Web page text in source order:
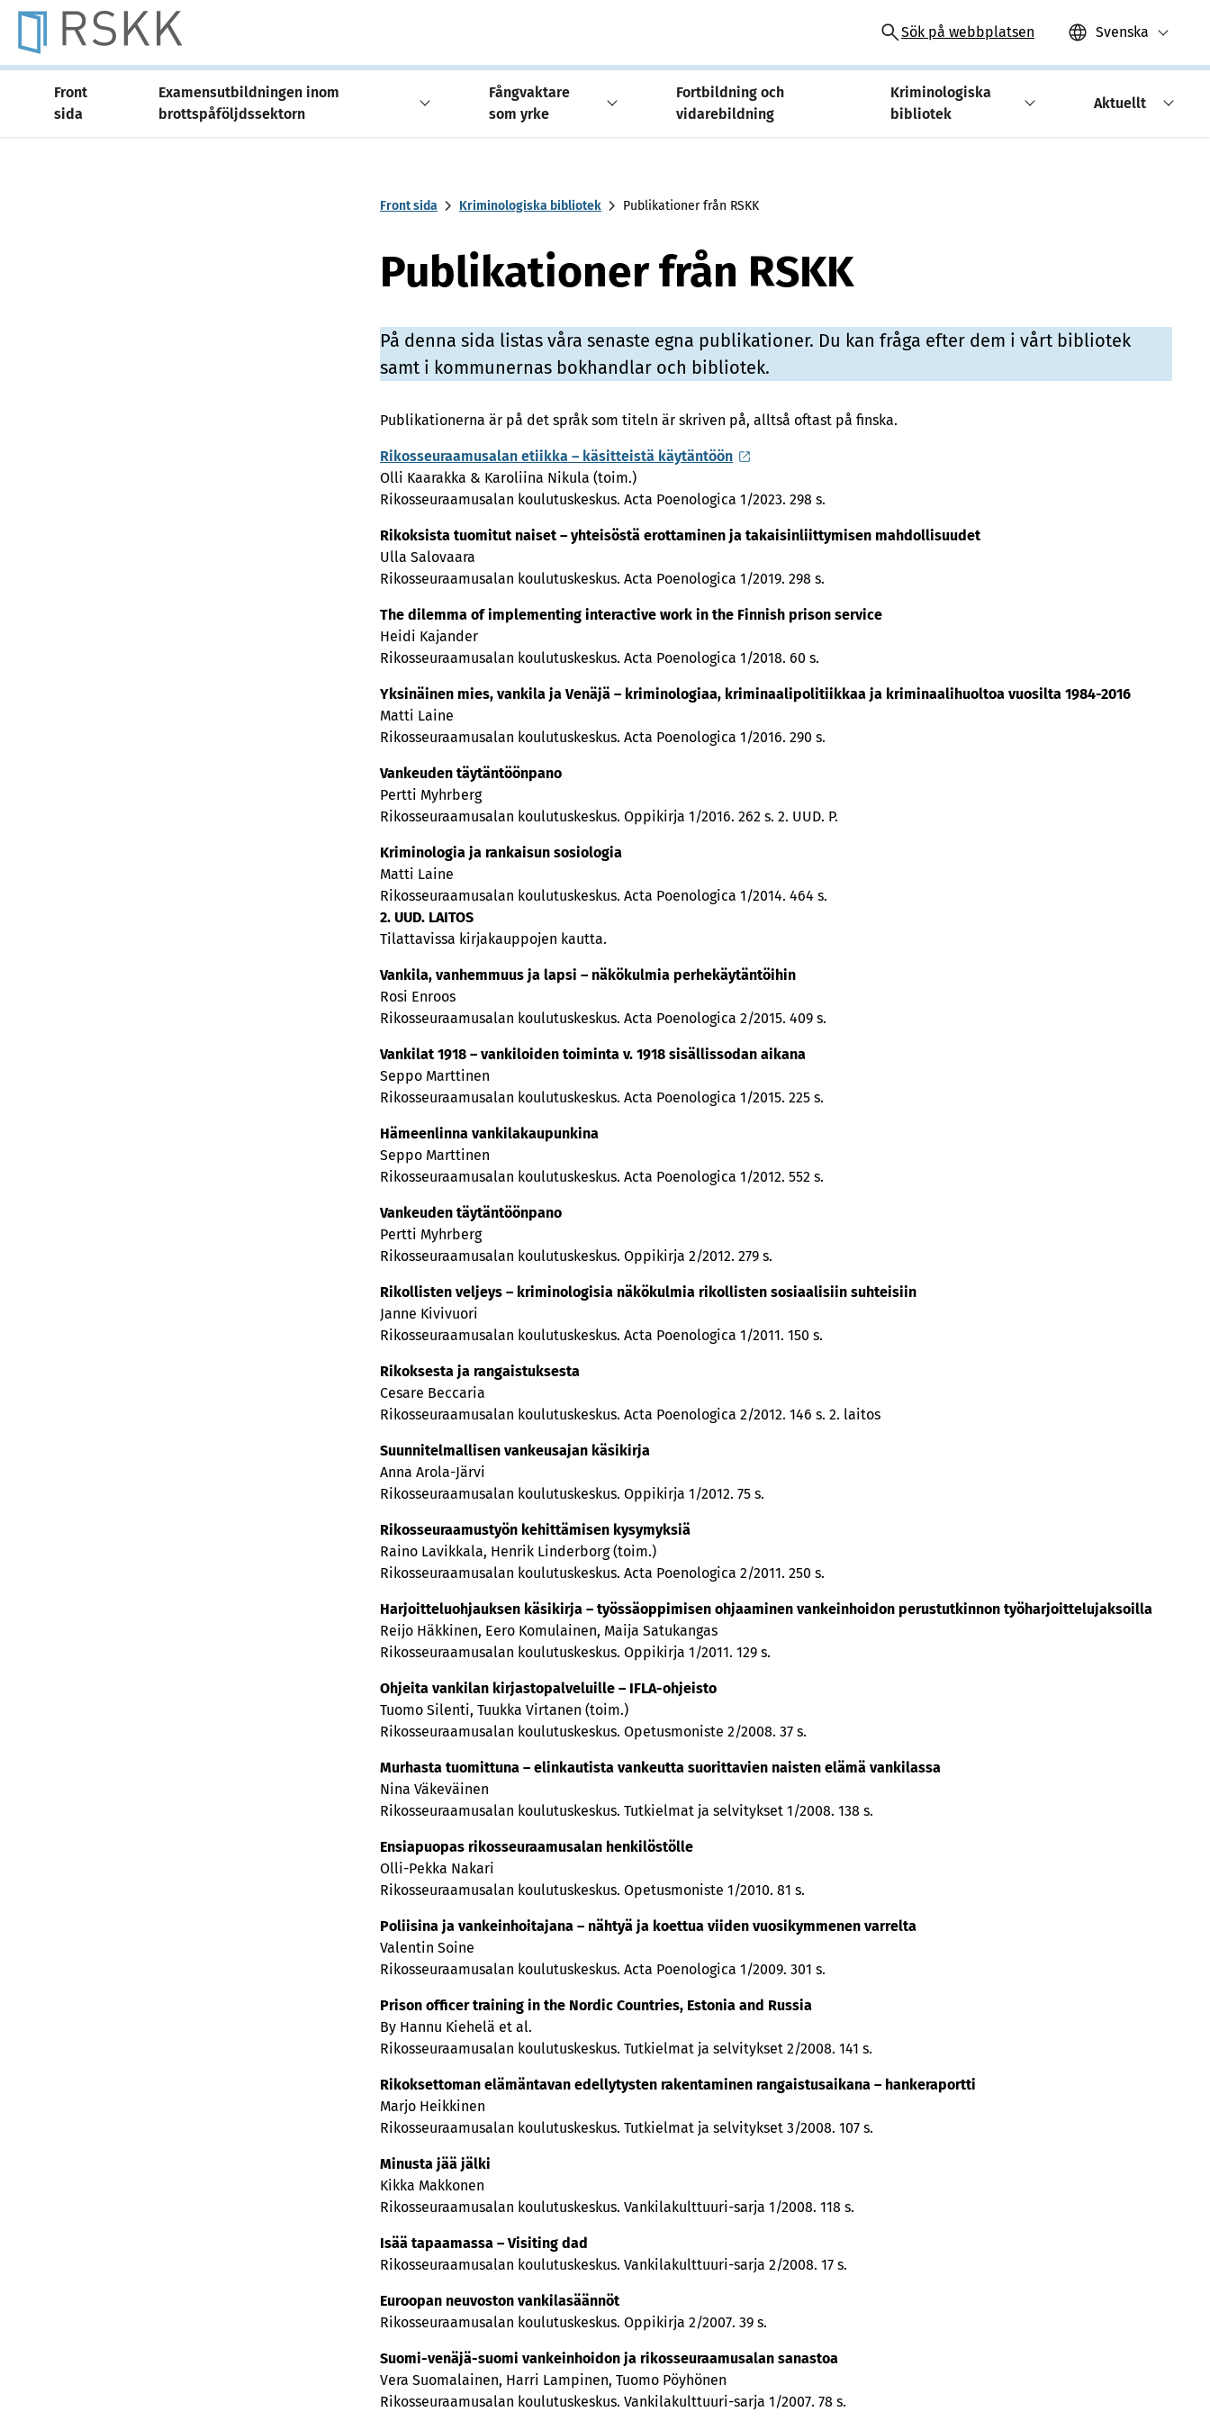
Skip to content -saavutettavuusohje
Sök på webbplatsen Svenska
Front
sida
Examensutbildningen inom
brottspåföljdssektorn
Fångvaktare
som yrke
Fortbildning och
vidarebildning
Kriminologiska
bibliotek
Aktuellt
Front sida Kriminologiska bibliotek Publikationer från RSKK
Publikationer från RSKK
På denna sida listas våra senaste egna publikationer. Du kan fråga efter dem i vårt bibliotek
samt i kommunernas bokhandlar och bibliotek.
Publikationerna är på det språk som titeln är skriven på, alltså oftast på finska.
Rikosseuraamusalan etiikka – käsitteistä käytäntöön
Olli Kaarakka & Karoliina Nikula (toim.)
Rikosseuraamusalan koulutuskeskus. Acta Poenologica 1/2023. 298 s.
Rikoksista tuomitut naiset – yhteisöstä erottaminen ja takaisinliittymisen mahdollisuudet
Ulla Salovaara
Rikosseuraamusalan koulutuskeskus. Acta Poenologica 1/2019. 298 s.
The dilemma of implementing interactive work in the Finnish prison service
Heidi Kajander
Rikosseuraamusalan koulutuskeskus. Acta Poenologica 1/2018. 60 s.
Yksinäinen mies, vankila ja Venäjä – kriminologiaa, kriminaalipolitiikkaa ja kriminaalihuoltoa vuosilta 1984-2016
Matti Laine
Rikosseuraamusalan koulutuskeskus. Acta Poenologica 1/2016. 290 s.
Vankeuden täytäntöönpano
Pertti Myhrberg
Rikosseuraamusalan koulutuskeskus. Oppikirja 1/2016. 262 s. 2. UUD. P.
Kriminologia ja rankaisun sosiologia
Matti Laine
Rikosseuraamusalan koulutuskeskus. Acta Poenologica 1/2014. 464 s.
2. UUD. LAITOS
Tilattavissa kirjakauppojen kautta.
Vankila, vanhemmuus ja lapsi – näkökulmia perhekäytäntöihin
Rosi Enroos
Rikosseuraamusalan koulutuskeskus. Acta Poenologica 2/2015. 409 s.
Vankilat 1918 – vankiloiden toiminta v. 1918 sisällissodan aikana
Seppo Marttinen
Rikosseuraamusalan koulutuskeskus. Acta Poenologica 1/2015. 225 s.
Hämeenlinna vankilakaupunkina
Seppo Marttinen
Rikosseuraamusalan koulutuskeskus. Acta Poenologica 1/2012. 552 s.
Vankeuden täytäntöönpano
Pertti Myhrberg
Rikosseuraamusalan koulutuskeskus. Oppikirja 2/2012. 279 s.
Rikollisten veljeys – kriminologisia näkökulmia rikollisten sosiaalisiin suhteisiin
Janne Kivivuori
Rikosseuraamusalan koulutuskeskus. Acta Poenologica 1/2011. 150 s.
Rikoksesta ja rangaistuksesta
Cesare Beccaria
Rikosseuraamusalan koulutuskeskus. Acta Poenologica 2/2012. 146 s. 2. laitos
Suunnitelmallisen vankeusajan käsikirja
Anna Arola-Järvi
Rikosseuraamusalan koulutuskeskus. Oppikirja 1/2012. 75 s.
Rikosseuraamustyön kehittämisen kysymyksiä
Raino Lavikkala, Henrik Linderborg (toim.)
Rikosseuraamusalan koulutuskeskus. Acta Poenologica 2/2011. 250 s.
Harjoitteluohjauksen käsikirja – työssäoppimisen ohjaaminen vankeinhoidon perustutkinnon työharjoittelujaksoilla
Reijo Häkkinen, Eero Komulainen, Maija Satukangas
Rikosseuraamusalan koulutuskeskus. Oppikirja 1/2011. 129 s.
Ohjeita vankilan kirjastopalveluille – IFLA-ohjeisto
Tuomo Silenti, Tuukka Virtanen (toim.)
Rikosseuraamusalan koulutuskeskus. Opetusmoniste 2/2008. 37 s.
Murhasta tuomittuna – elinkautista vankeutta suorittavien naisten elämä vankilassa
Nina Väkeväinen
Rikosseuraamusalan koulutuskeskus. Tutkielmat ja selvitykset 1/2008. 138 s.
Ensiapuopas rikosseuraamusalan henkilöstölle
Olli-Pekka Nakari
Rikosseuraamusalan koulutuskeskus. Opetusmoniste 1/2010. 81 s.
Poliisina ja vankeinhoitajana – nähtyä ja koettua viiden vuosikymmenen varrelta
Valentin Soine
Rikosseuraamusalan koulutuskeskus. Acta Poenologica 1/2009. 301 s.
Prison officer training in the Nordic Countries, Estonia and Russia
By Hannu Kiehelä et al.
Rikosseuraamusalan koulutuskeskus. Tutkielmat ja selvitykset 2/2008. 141 s.
Rikoksettoman elämäntavan edellytysten rakentaminen rangaistusaikana – hankeraportti
Marjo Heikkinen
Rikosseuraamusalan koulutuskeskus. Tutkielmat ja selvitykset 3/2008. 107 s.
Minusta jää jälki
Kikka Makkonen
Rikosseuraamusalan koulutuskeskus. Vankilakulttuuri-sarja 1/2008. 118 s.
Isää tapaamassa – Visiting dad
Rikosseuraamusalan koulutuskeskus. Vankilakulttuuri-sarja 2/2008. 17 s.
Euroopan neuvoston vankilasäännöt
Rikosseuraamusalan koulutuskeskus. Oppikirja 2/2007. 39 s.
Suomi-venäjä-suomi vankeinhoidon ja rikosseuraamusalan sanastoa
Vera Suomalainen, Harri Lampinen, Tuomo Pöyhönen
Rikosseuraamusalan koulutuskeskus. Vankilakulttuuri-sarja 1/2007. 78 s.